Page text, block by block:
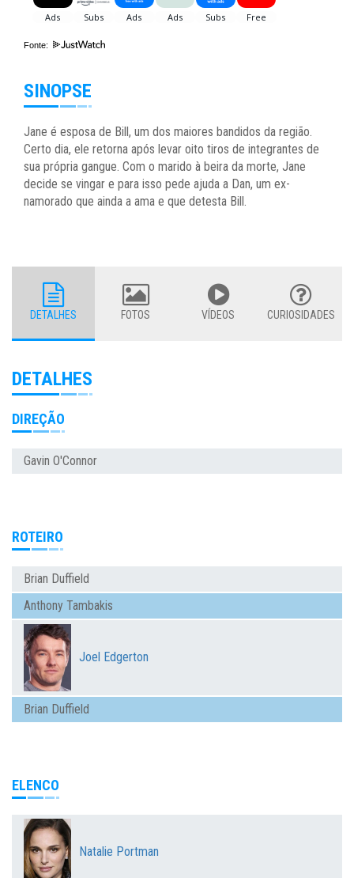
Fonte:
SINOPSE
Jane é esposa de Bill, um dos maiores bandidos da região.
Certo dia, ele retorna após levar oito tiros de integrantes de
sua própria gangue. Com o marido à beira da morte, Jane
decide se vingar e para isso pede ajuda a Dan, um ex-
namorado que ainda a ama e que detesta Bill.
DETALHES FOTOS VÍDEOS CURIOSIDADES
DETALHES
DIREÇÃO
Gavin O'Connor
ROTEIRO
Brian Duffield
Anthony Tambakis
Joel Edgerton
Brian Duffield
ELENCO
Natalie Portman